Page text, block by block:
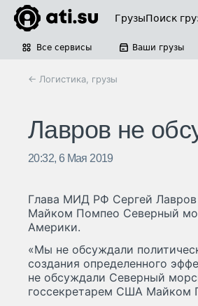
ГрузыПоиск
Все сервисы Ваши грузы
← Логистика, грузы
Лавров не
20:32, 6 Мая 2019
Глава МИД РФ Сергей
Майком Помпео Северный
Америки.
«Мы не обсуждали
создания определенного
не обсуждали Северный
госсекретарем США Майком